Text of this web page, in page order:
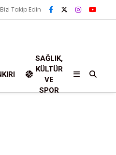
Bizi Takip Edin
SAĞLIK,
KÜLTÜR
VE
SPOR